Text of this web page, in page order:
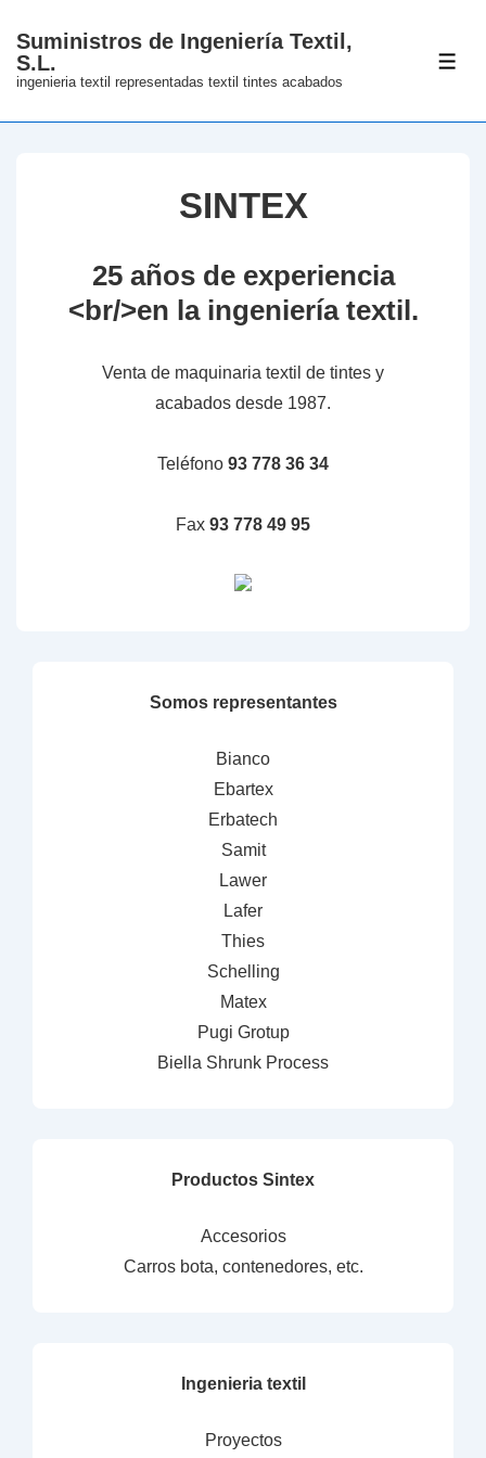
SkipSuministros de Ingeniería Textil,
S.L.
ingenieria textil representadas textil tintes acabados
SINTEX
25 años de experiencia
<br/>en la ingeniería textil.
Venta de maquinaria textil de tintes y
acabados desde 1987.
Teléfono 93 778 36 34
Fax 93 778 49 95
Somos representantes
Bianco
Ebartex
Erbatech
Samit
Lawer
Lafer
Thies
Schelling
Matex
Pugi Grotup
Biella Shrunk Process
Productos Sintex
Accesorios
Carros bota, contenedores, etc.
Ingenieria textil
Proyectos